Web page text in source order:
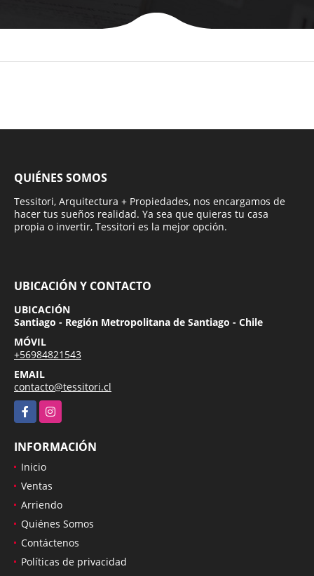
QUIÉNES SOMOS
Tessitori, Arquitectura + Propiedades, nos encargamos de
hacer tus sueños realidad. Ya sea que quieras tu casa
propia o invertir, Tessitori es la mejor opción.
UBICACIÓN Y CONTACTO
UBICACIÓN
Santiago - Región Metropolitana de Santiago - Chile
MÓVIL
+56984821543
EMAIL
contacto@tessitori.cl
FacebookInstagram
INFORMACIÓN
Inicio
Ventas
Arriendo
Quiénes Somos
Contáctenos
Políticas de privacidad